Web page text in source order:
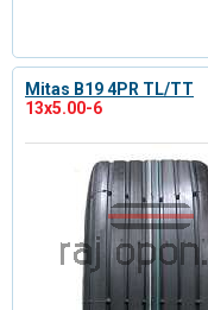
Mitas B19 4PR TL/TT
13x5.00-6